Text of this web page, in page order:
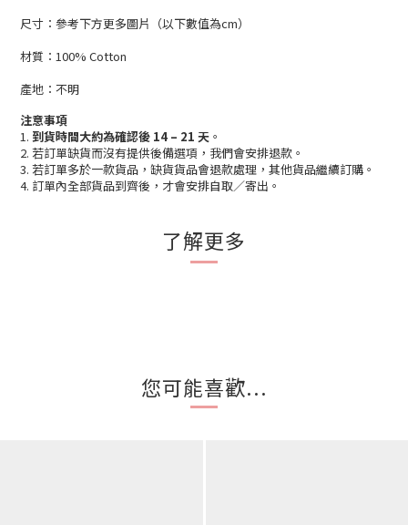
尺寸：參考下方更多圖片（以下數值為cm）
材質：100% Cotton
產地：不明
注意事項
1. 到貨時間大約為確認後 14 – 21 天 。
2. 若訂單缺貨而沒有提供後備選項，我們會安排退款。
3. 若訂單多於一款貨品，缺貨貨品會退款處理，其他貨品繼續訂購。
4. 訂單內全部貨品到齊後，才會安排自取／寄出。
了解更多
您可能喜歡...